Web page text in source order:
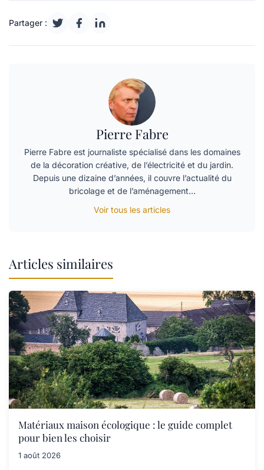
Partager :
Pierre Fabre
Pierre Fabre est journaliste spécialisé dans les domaines
de la décoration créative, de l’électricité et du jardin.
Depuis une dizaine d’années, il couvre l’actualité du
bricolage et de l’aménagement…
Voir tous les articles
Articles similaires
Matériaux maison écologique : le guide complet
pour bien les choisir
1 août 2026